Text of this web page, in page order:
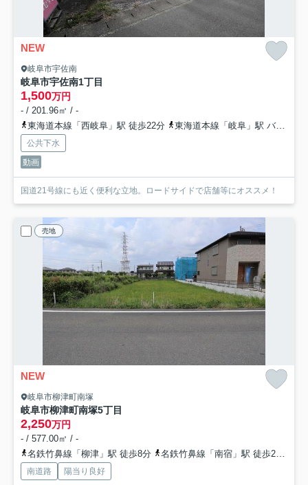
NEW
岐阜市宇佐南
岐阜市宇佐南1丁目
1,500万円
- / 201.96㎡ / -
東海道本線「西岐阜」駅 徒歩22分
東海道本線「岐阜」駅 バス11分 「宇佐」 停歩4分
公共下水
動画
国道21号線にも近く便利な立地。ロードサイドで店舗等にオススメ！
売地
NEW
岐阜市柳津町南塚
岐阜市柳津町南塚5丁目
2,250万円
- / 577.00㎡ / -
名鉄竹鼻線「柳津」駅 徒歩8分
名鉄竹鼻線「南宿」駅 徒歩24分
南道路 陽当り良好